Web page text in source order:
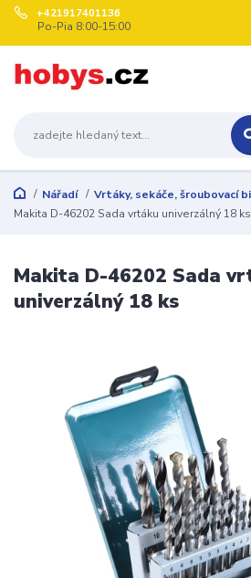
+421917401136
Po-Pia 8:00-15:00
Nářadí Vrtáky, sekáče, šroubovací
Makita D-46202 Sada vrtáku univerzálný 18 ks
Makita D-46202 Sada
univerzálný 18 ks